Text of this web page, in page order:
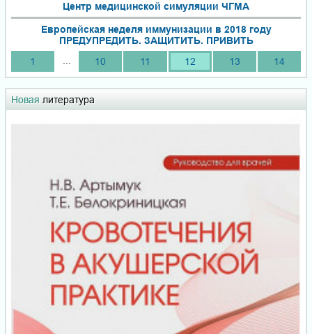
Центр медицинской симуляции ЧГМА
Европейская неделя иммунизации в 2018 году
ПРЕДУПРЕДИТЬ. ЗАЩИТИТЬ. ПРИВИТЬ
1
10 11 12 13 14
Новая литература